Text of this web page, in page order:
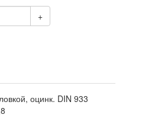
+
оцинк. DIN 933